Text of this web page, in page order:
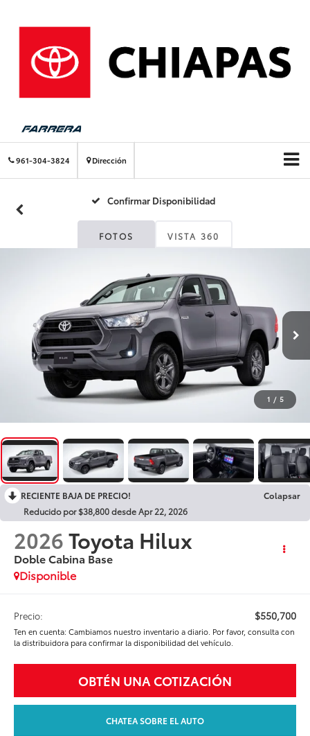
961-304-3824 Dirección
Confirmar Disponibilidad
FOTOS VISTA 360
1 / 5
RECIENTE BAJA DE PRECIO!
Colapsar
Reducido por $38,800 desde Apr 22, 2026
2026Toyota Hilux
Doble Cabina Base
Disponible
Precio: $550,700
Ten en cuenta: Cambiamos nuestro inventario a diario. Por favor, consulta con
la distribuidora para confirmar la disponibilidad del vehículo.
OBTÉN UNA COTIZACIÓN
CHATEA SOBRE EL AUTO